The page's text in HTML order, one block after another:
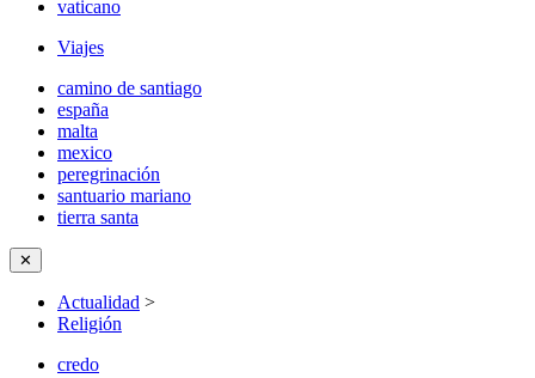
vaticano
Viajes
camino de santiago
españa
malta
mexico
peregrinación
santuario mariano
tierra santa
✕
Actualidad >
Religión
credo